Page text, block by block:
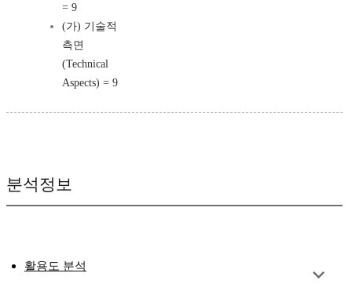
= 9
(가) 기술적
측면
(Technical
Aspects) = 9
분석정보
활용도 분석